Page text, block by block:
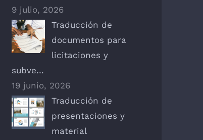
9 julio, 2026
Traducción de
documentos para
licitaciones y
subve…
19 junio, 2026
Traducción de
presentaciones y
material